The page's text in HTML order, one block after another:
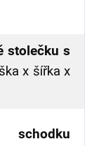
stolečku s
x šířka x